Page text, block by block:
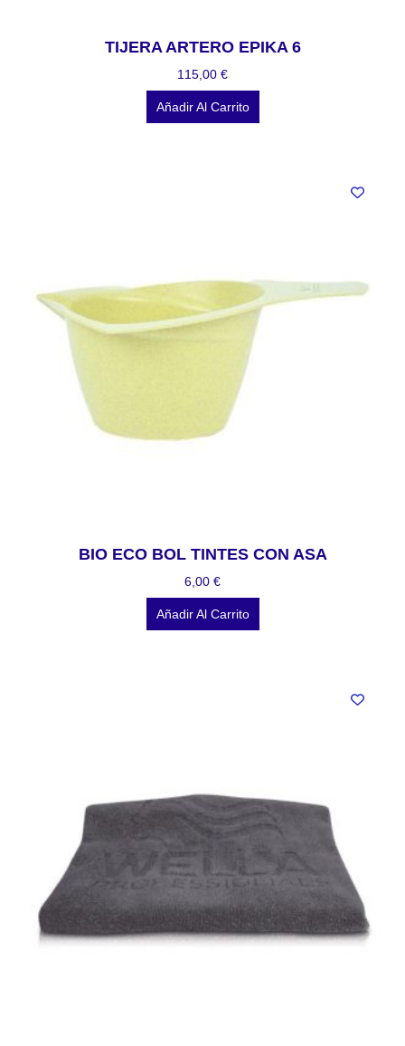
TIJERA ARTERO EPIKA 6
115,00 €
Añadir Al Carrito
BIO ECO BOL TINTES CON ASA
6,00 €
Añadir Al Carrito